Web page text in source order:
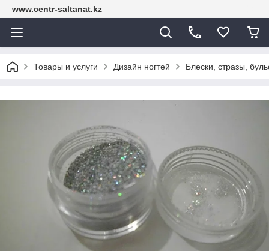
www.centr-saltanat.kz
Товары и услуги Дизайн ногтей Блески, стразы,